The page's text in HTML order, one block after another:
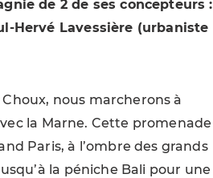
de 2 de ses concepteurs :
Hervé Lavessière (urbaniste
nous marcherons à
la Marne. Cette promenade
Paris, à l’ombre des grands
la péniche Bali pour une